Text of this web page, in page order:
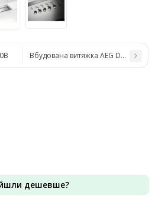
Вбудована витяжка AEG DBE5660HB
дешевше?